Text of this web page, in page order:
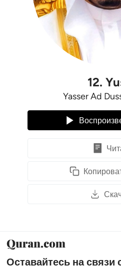
12.
Yasser Ad
Оставайтесь на